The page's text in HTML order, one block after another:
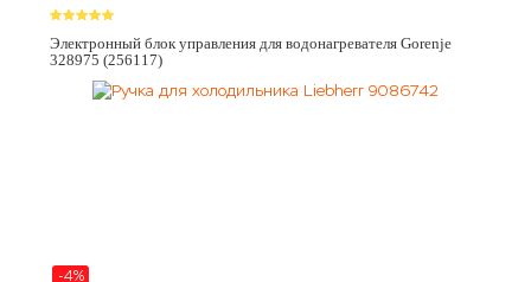
Электронный блок управления для водонагревателя Gorenje
328975 (256117)
-4%